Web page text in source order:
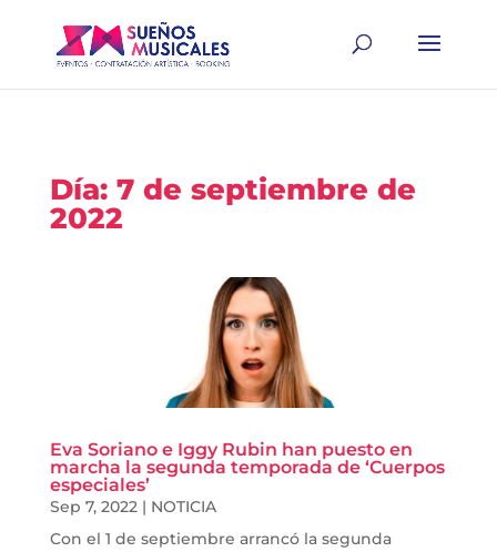
Día: 7 de septiembre de
2022
Eva Soriano e Iggy Rubin han puesto en
marcha la segunda temporada de ‘Cuerpos
especiales’
Sep 7, 2022| NOTICIA
Con el 1 de septiembre arrancó la segunda